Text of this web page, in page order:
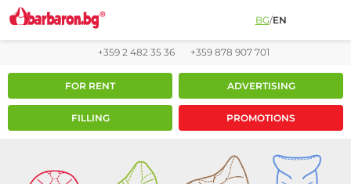
BG/EN
+359 2 482 35 36 +359 878 907 701
FOR RENT ADVERTISING
FILLING PROMOTIONS